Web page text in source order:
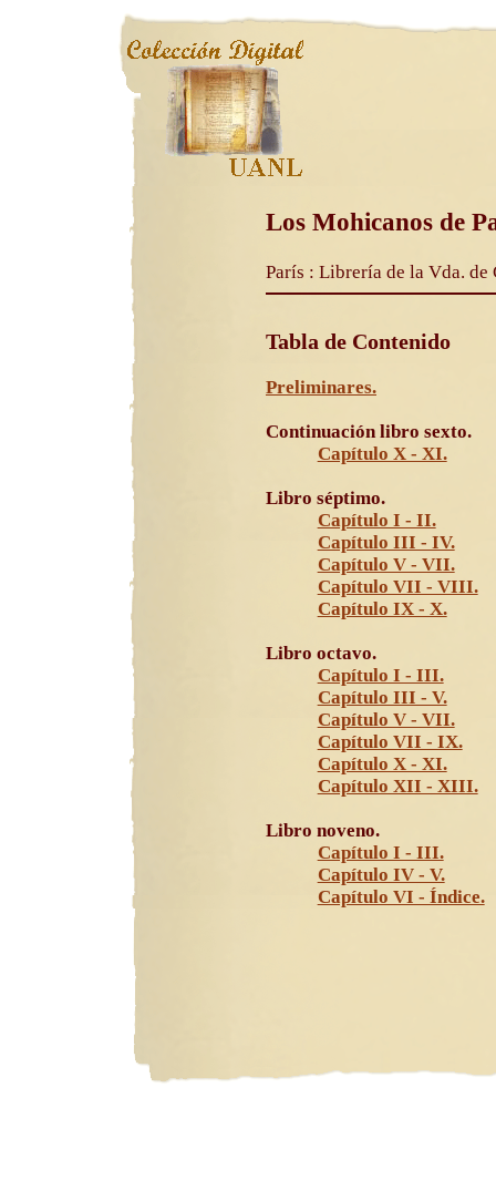
Los Mohicanos de
París : Librería de la Vda. de
Tabla de Contenido
Preliminares.
Continuación libro sexto.
Capítulo X - XI.
Libro séptimo.
Capítulo I - II.
Capítulo III - IV.
Capítulo V - VII.
Capítulo VII - VIII.
Capítulo IX - X.
Libro octavo.
Capítulo I - III.
Capítulo III - V.
Capítulo V - VII.
Capítulo VII - IX.
Capítulo X - XI.
Capítulo XII - XIII.
Libro noveno.
Capítulo I - III.
Capítulo IV - V.
Capítulo VI - Índice.